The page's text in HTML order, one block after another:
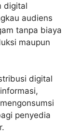
digital
audiens
tanpa biaya
maupun
digital
penyedia